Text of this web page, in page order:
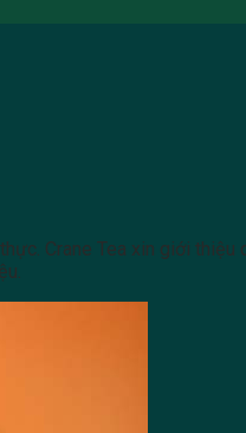
Crane Tea xin giới thiệu